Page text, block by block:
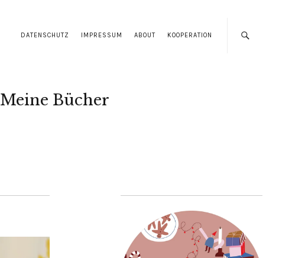
DATENSCHUTZ IMPRESSUM ABOUT KOOPERATION
Meine Bücher